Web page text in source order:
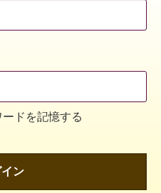
ドを記憶する
イン